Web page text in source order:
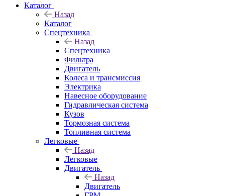
Каталог
Назад
Каталог
Спецтехника
Назад
Спецтехника
Фильтра
Двигатель
Колеса и трансмиссия
Электрика
Навесное оборудование
Гидравлическая система
Кузов
Тормозная система
Топливная система
Легковые
Назад
Легковые
Двигатель
Назад
Двигатель